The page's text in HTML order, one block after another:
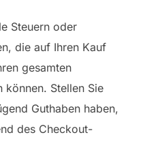
Steuern oder
die auf Ihren Kauf
gesamten
können. Stellen Sie
Guthaben haben,
des Checkout-